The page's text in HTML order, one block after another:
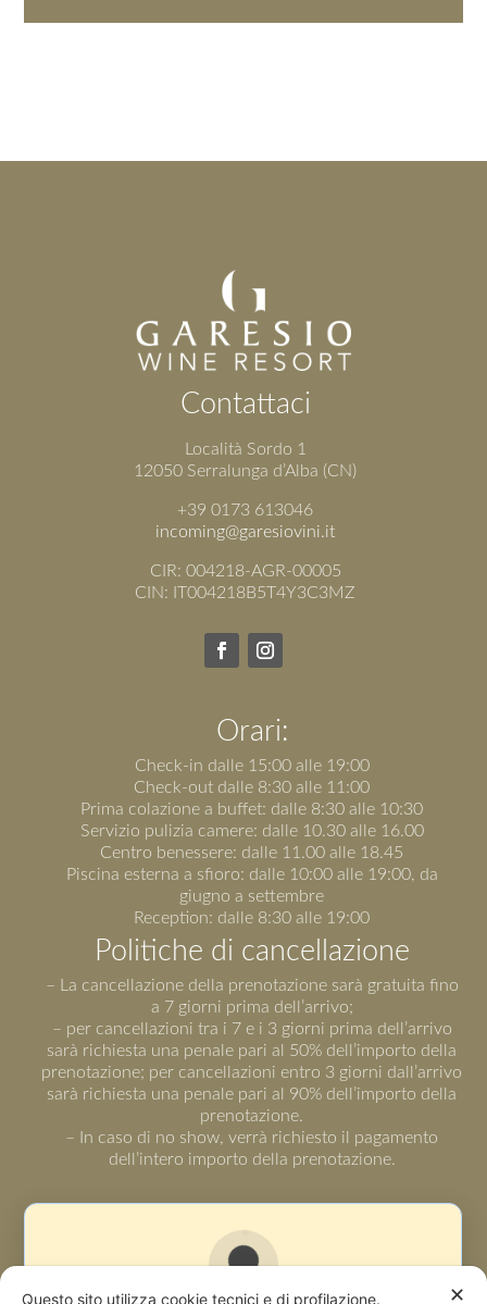
Contattaci
Località Sordo 1
12050 Serralunga d’Alba (CN)
+39 0173 613046
incoming@garesiovini.it
CIR: 004218-AGR-00005
CIN: IT004218B5T4Y3C3MZ
Orari:
Check-in dalle 15:00 alle 19:00
Check-out dalle 8:30 alle 11:00
Prima colazione a buffet: dalle 8:30 alle 10:30
Servizio pulizia camere: dalle 10.30 alle 16.00
Centro benessere: dalle 11.00 alle 18.45
Piscina esterna a sfioro: dalle 10:00 alle 19:00, da
giugno a settembre
Reception: dalle 8:30 alle 19:00
Politiche di cancellazione
– La cancellazione della prenotazione sarà gratuita fino
a 7 giorni prima dell’arrivo;
– per cancellazioni tra i 7 e i 3 giorni prima dell’arrivo
sarà richiesta una penale pari al 50% dell’importo della
prenotazione; per cancellazioni entro 3 giorni dall’arrivo
sarà richiesta una penale pari al 90% dell’importo della
prenotazione.
– In caso di no show, verrà richiesto il pagamento
dell’intero importo della prenotazione.
✕
Questo sito utilizza cookie tecnici e di profilazione.